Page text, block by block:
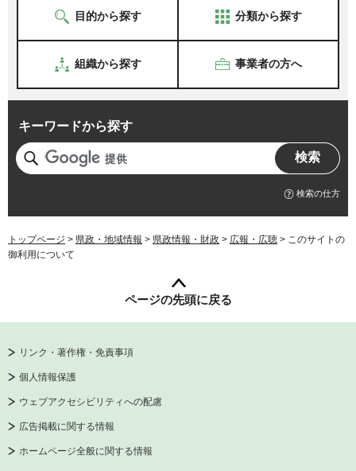
目的から探す 分類から探す
組織から探す 事業者の方へ
キーワードから探す
検索の仕方
トップページ > 県政・地域情報 > 県政情報・財政 > 広報・広聴 > このサイトの
御利用について
ページの先頭に戻る
リンク・著作権・免責事項
個人情報保護
ウェブアクセシビリティへの配慮
広告掲載に関する情報
ホームページ全般に関する情報